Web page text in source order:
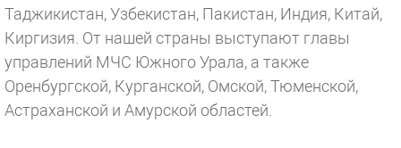
Таджикистан, Узбекистан, Пакистан, Индия, Китай,
Киргизия. От нашей страны выступают главы
управлений МЧС Южного Урала, а также
Оренбургской, Курганской, Омской, Тюменской,
Астраханской и Амурской областей.